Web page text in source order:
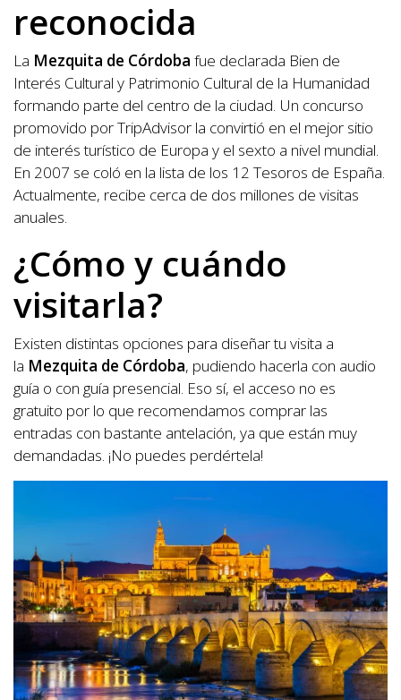
reconocida
La Mezquita de Córdoba fue declarada Bien de
Interés Cultural y Patrimonio Cultural de la Humanidad
formando parte del centro de la ciudad. Un concurso
promovido por TripAdvisor la convirtió en el mejor sitio
de interés turístico de Europa y el sexto a nivel mundial.
En 2007 se coló en la lista de los 12 Tesoros de España.
Actualmente, recibe cerca de dos millones de visitas
anuales.
¿Cómo y cuándo
visitarla?
Existen distintas opciones para diseñar tu visita a
la Mezquita de Córdoba, pudiendo hacerla con audio
guía o con guía presencial. Eso sí, el acceso no es
gratuito por lo que recomendamos comprar las
entradas con bastante antelación, ya que están muy
demandadas. ¡No puedes perdértela!